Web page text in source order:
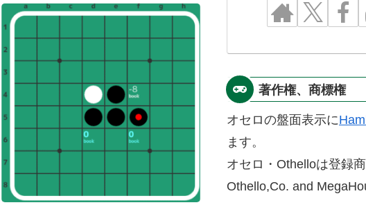
著作権、商標権
オセロの盤面表示に
ます。
オセロ・Othelloは登録
Othello,Co. and